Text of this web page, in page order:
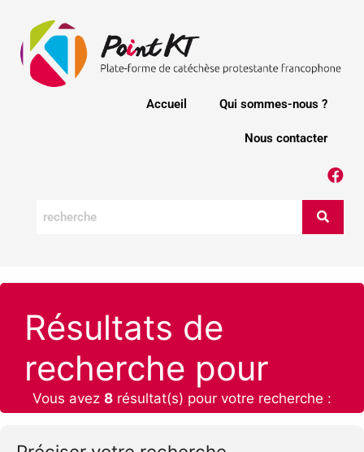
Accueil Qui sommes-nous ?
Nous contacter
Résultats de
recherche pour
Vous avez 8 résultat(s) pour votre recherche :